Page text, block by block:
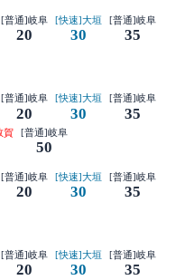
[普通]岐阜
20
[快速]大垣
30
[普通]岐阜
35
[普通]岐阜
20
[快速]大垣
30
[普通]岐阜
35
賀 [普通]岐阜
50
[普通]岐阜
20
[快速]大垣
30
[普通]岐阜
35
[普通]岐阜
20
[快速]大垣
30
[普通]岐阜
35